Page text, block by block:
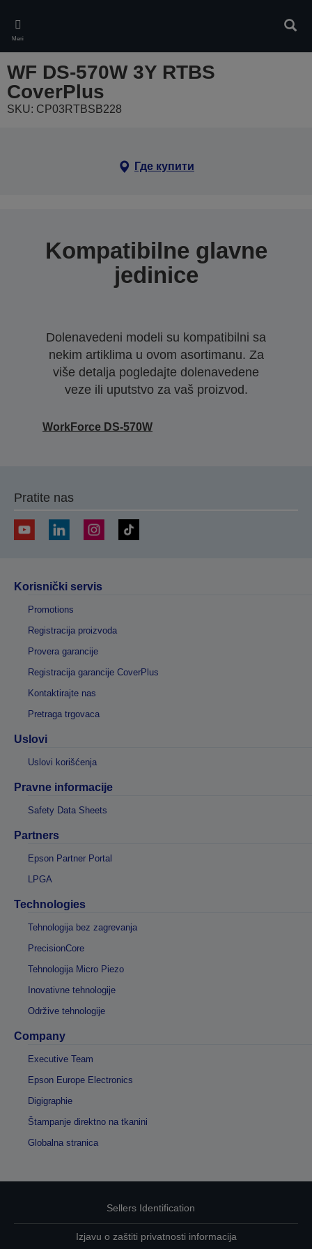
main
content
Meni
WF DS-570W 3Y RTBS
CoverPlus
SKU: CP03RTBSB228
Где купити
Kompatibilne glavne
jedinice
Dolenavedeni modeli su kompatibilni sa
nekim artiklima u ovom asortimanu. Za
više detalja pogledajte dolenavedene
veze ili uputstvo za vaš proizvod.
WorkForce DS-570W
Pratite nas
Korisnički servis
Promotions
Registracija proizvoda
Provera garancije
Registracija garancije CoverPlus
Kontaktirajte nas
Pretraga trgovaca
Uslovi
Uslovi korišćenja
Pravne informacije
Safety Data Sheets
Partners
Epson Partner Portal
LPGA
Technologies
Tehnologija bez zagrevanja
PrecisionCore
Tehnologija Micro Piezo
Inovativne tehnologije
Održive tehnologije
Company
Executive Team
Epson Europe Electronics
Digigraphie
Štampanje direktno na tkanini
Globalna stranica
Sellers Identification
Izjavu o zaštiti privatnosti informacija